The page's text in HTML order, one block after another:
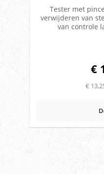
Tester met
verwijderen van
van controle
€
€